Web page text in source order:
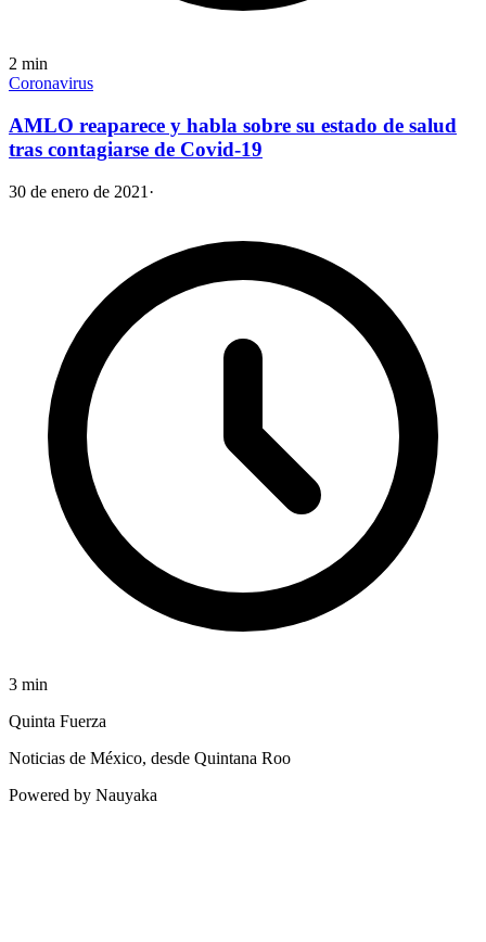
2 min
Coronavirus
AMLO reaparece y habla sobre su estado de salud
tras contagiarse de Covid-19
30 de enero de 2021 ·
3 min
Quinta Fuerza
Noticias de México, desde Quintana Roo
Powered by Nauyaka